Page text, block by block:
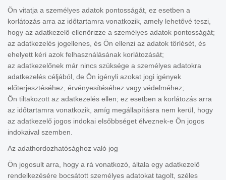
Ön vitatja a személyes adatok pontosságát, ez esetben a
korlátozás arra az időtartamra vonatkozik, amely lehetővé teszi,
hogy az adatkezelő ellenőrizze a személyes adatok pontosságát;
az adatkezelés jogellenes, és Ön ellenzi az adatok törlését, és
ehelyett kéri azok felhasználásának korlátozását;
az adatkezelőnek már nincs szüksége a személyes adatokra
adatkezelés céljából, de Ön igényli azokat jogi igények
előterjesztéséhez, érvényesítéséhez vagy védelméhez;
Ön tiltakozott az adatkezelés ellen; ez esetben a korlátozás arra
az időtartamra vonatkozik, amíg megállapításra nem kerül, hogy
az adatkezelő jogos indokai elsőbbséget élveznek-e Ön jogos
indokaival szemben.
Az adathordozhatósághoz való jog
Ön jogosult arra, hogy a rá vonatkozó, általa egy adatkezelő
rendelkezésére bocsátott személyes adatokat tagolt, széles